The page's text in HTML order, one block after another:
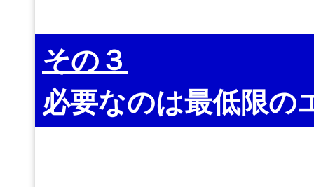
その３
必要なのは最低限の